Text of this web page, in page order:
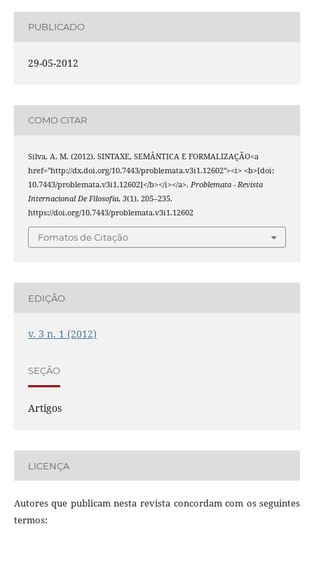
PUBLICADO
29-05-2012
COMO CITAR
Silva, A. M. (2012). SINTAXE, SEMÂNTICA E FORMALIZAÇÃO<a
href="http://dx.doi.org/10.7443/problemata.v3i1.12602"><i> <b>[doi:
10.7443/problemata.v3i1.12602]</b></i></a>. Problemata - Revista
Internacional De Filosofia, 3(1), 205–235.
https://doi.org/10.7443/problemata.v3i1.12602
Fomatos de Citação
EDIÇÃO
v. 3 n. 1 (2012)
SEÇÃO
Artigos
LICENÇA
Autores que publicam nesta revista concordam com os seguintes
termos: